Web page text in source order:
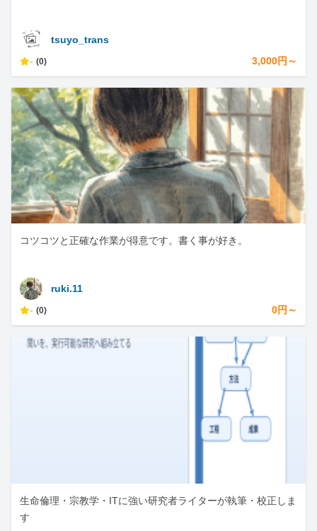
tsuyo_trans
- (0) 3,000円～
コツコツと正確な作業が得意です。書く事が好き。
ruki.11
- (0) 0円～
生命倫理・宗教学・ITに強い研究者ライターが執筆・校正しま
す